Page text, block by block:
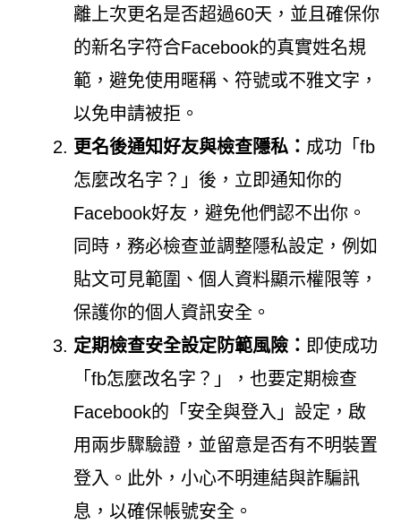
離上次更名是否超過60天，並且確保你
的新名字符合Facebook的真實姓名規
範，避免使用暱稱、符號或不雅文字，
以免申請被拒。
更名後通知好友與檢查隱私： 成功「fb
怎麼改名字？」後，立即通知你的
Facebook好友，避免他們認不出你。
同時，務必檢查並調整隱私設定，例如
貼文可見範圍、個人資料顯示權限等，
保護你的個人資訊安全。
定期檢查安全設定防範風險： 即使成功
「fb怎麼改名字？」，也要定期檢查
Facebook的「安全與登入」設定，啟
用兩步驟驗證，並留意是否有不明裝置
登入。此外，小心不明連結與詐騙訊
息，以確保帳號安全。